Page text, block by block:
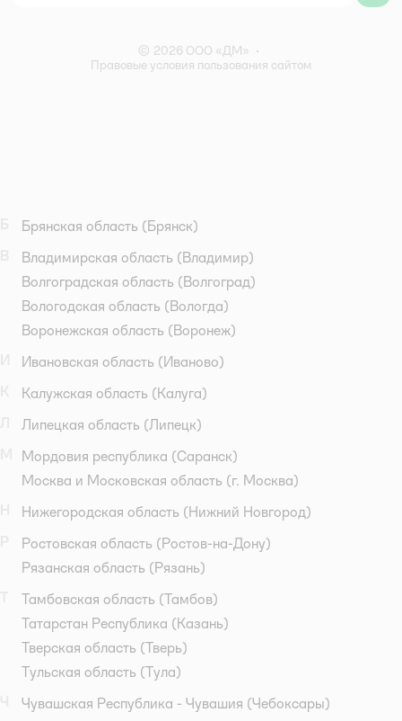
© 2026 ООО «ДМ» •
Правовые условия пользования сайтом
Брянская область (Брянск)
Владимирская область (Владимир)
Волгоградская область (Волгоград)
Вологодская область (Вологда)
Воронежская область (Воронеж)
Ивановская область (Иваново)
Калужская область (Калуга)
Липецкая область (Липецк)
Мордовия республика (Саранск)
Москва и Московская область (г. Москва)
Нижегородская область (Нижний Новгород)
Ростовская область (Ростов-на-Дону)
Рязанская область (Рязань)
Тамбовская область (Тамбов)
Татарстан Республика (Казань)
Тверская область (Тверь)
Тульская область (Тула)
Чувашская Республика - Чувашия (Чебоксары)